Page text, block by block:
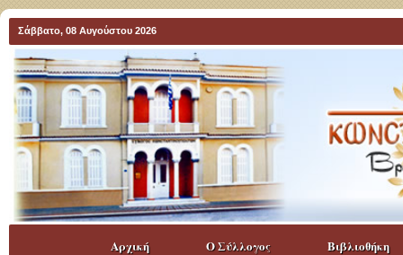
Σάββατο, 08 Αυγούστου 2026
Αρχική Ο Σύλλογος Βιβλιοθήκη